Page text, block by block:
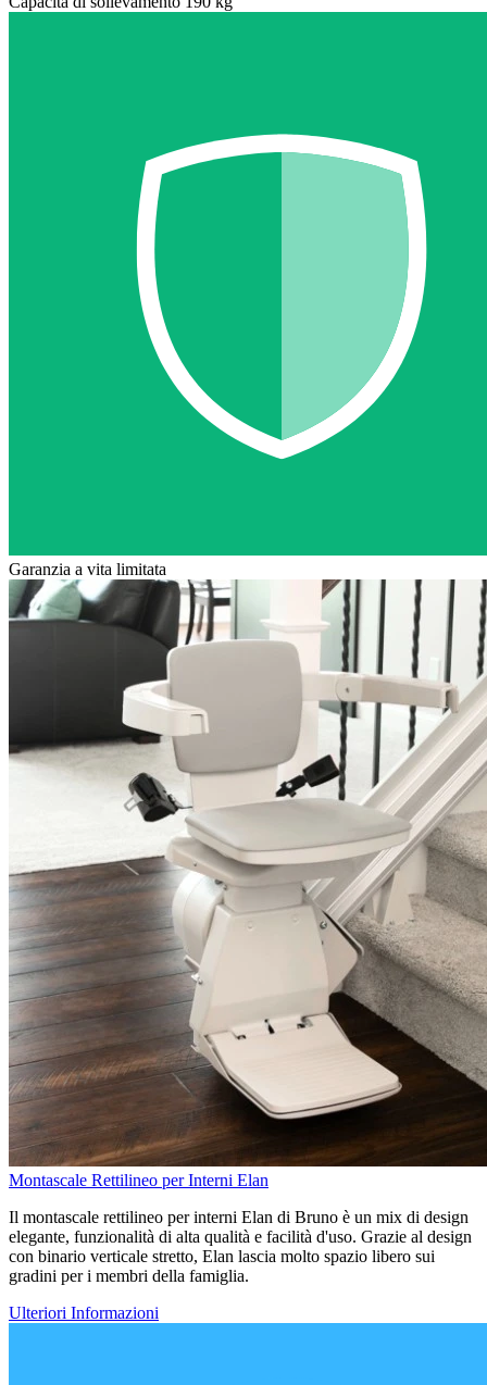
Garanzia a vita limitata
Montascale Rettilineo per Interni Elan
Il montascale rettilineo per interni Elan di Bruno è un mix di design
elegante, funzionalità di alta qualità e facilità d'uso. Grazie al design
con binario verticale stretto, Elan lascia molto spazio libero sui
gradini per i membri della famiglia.
Ulteriori Informazioni